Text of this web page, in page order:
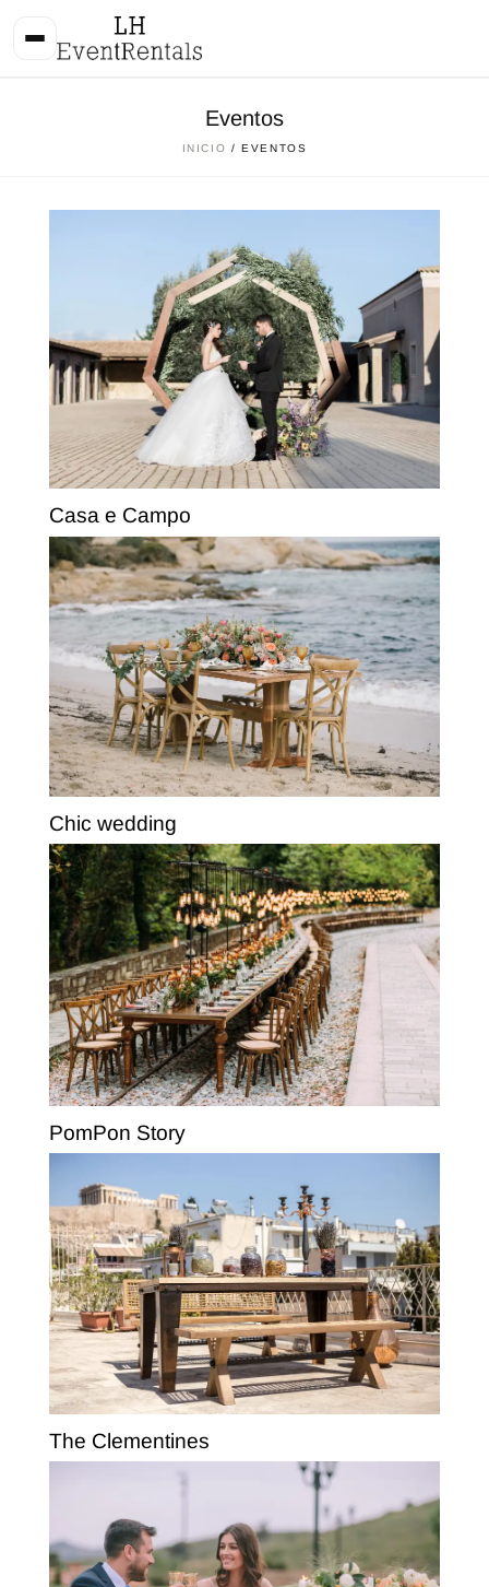
Eventos
INICIO / EVENTOS
Casa e Campo
Chic wedding
PomPon Story
The Clementines